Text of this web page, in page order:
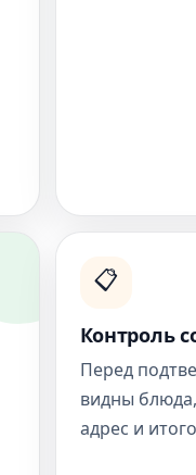
📋
Контроль
Перед
видны
адрес и